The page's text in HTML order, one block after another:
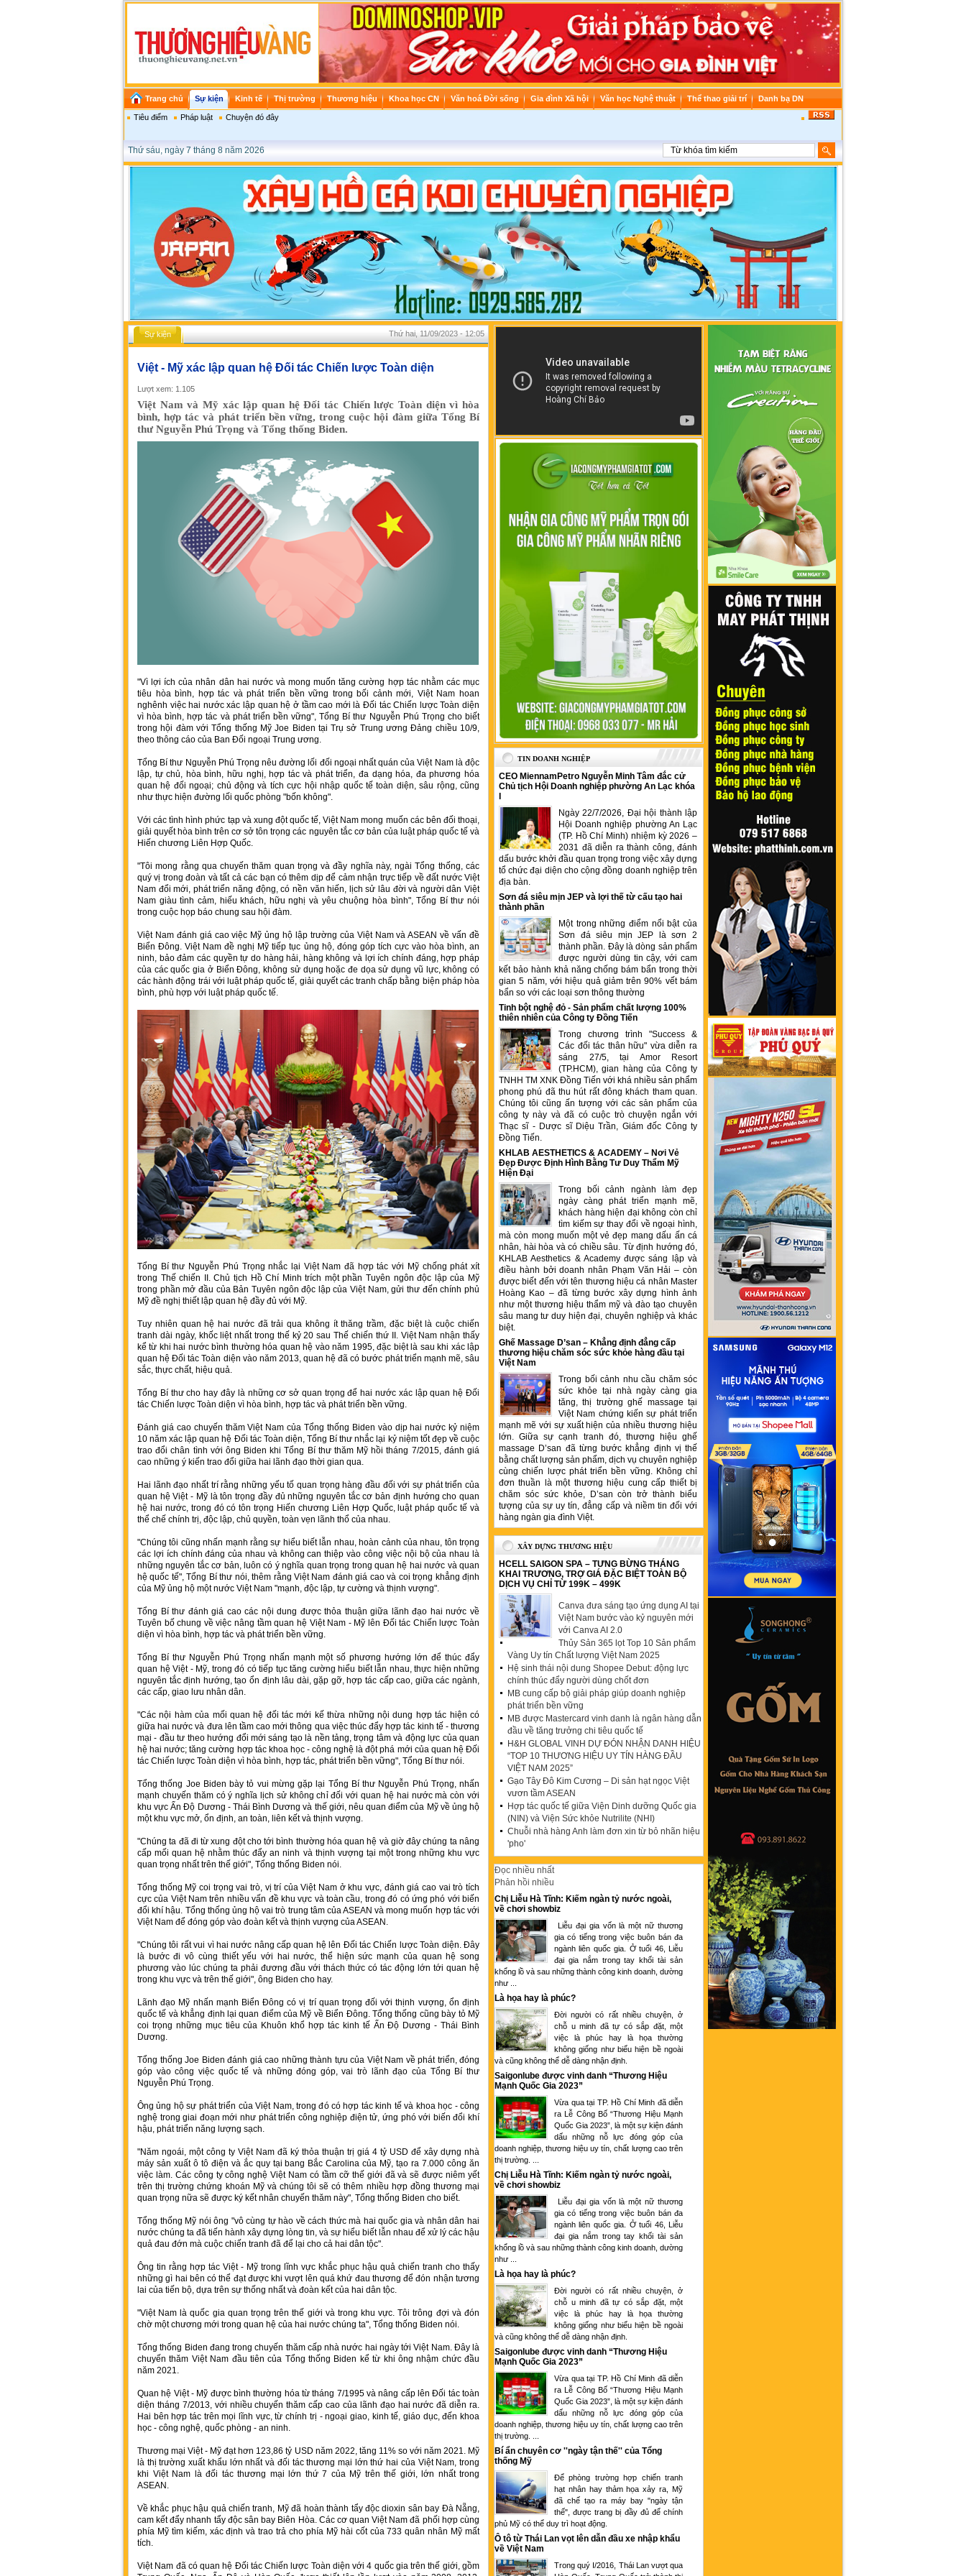
Trang chủ Sự kiện Kinh tế Thị trường Thương hiệu Khoa học CN Văn hoá Đời sống Gia đình Xã hội Văn học Nghệ thuật Thể thao giải trí Danh bạ DN
Tiêu điểm Pháp luật Chuyện đó đây
Thứ sáu, ngày 7 tháng 8 năm 2026
Sự kiện Thứ hai, 11/09/2023 - 12:05
Việt - Mỹ xác lập quan hệ Đối tác Chiến lược Toàn diện
Lượt xem: 1.105
Việt Nam và Mỹ xác lập quan hệ Đối tác Chiến lược Toàn diện vì hòa
bình, hợp tác và phát triển bền vững, trong cuộc hội đàm giữa Tổng Bí
thư Nguyễn Phú Trọng và Tổng thống Biden.
"Vì lợi ích của nhân dân hai nước và mong muốn tăng cường hợp tác nhằm các mục
tiêu hòa bình, hợp tác và phát triển bền vững trong bối cảnh mới, Việt Nam hoan
nghênh việc hai nước xác lập quan hệ ở tầm cao mới là Đối tác Chiến lược Toàn diện
vì hòa bình, hợp tác và phát triển bền vững", Tổng Bí thư Nguyễn Phú Trọng cho biết
trong hội đàm với Tổng thống Mỹ Joe Biden tại Trụ sở Trung ương Đảng chiều 10/9,
theo thông cáo của Ban Đối ngoại Trung ương.
Tổng Bí thư Nguyễn Phú Trọng nêu đường lối đối ngoại nhất quán của Việt Nam là độc
lập, tự chủ, hòa bình, hữu nghị, hợp tác và phát triển, đa dạng hóa, đa phương hóa
quan hệ đối ngoại; chủ động và tích cực hội nhập quốc tế toàn diện, sâu rộng, cũng
như thực hiện đường lối quốc phòng "bốn không".
Với các tình hình phức tạp và xung đột quốc tế, Việt Nam mong muốn các bên đối thoại,
giải quyết hòa bình trên cơ sở tôn trọng các nguyên tắc cơ bản của luật pháp quốc tế và
Hiến chương Liên Hợp Quốc.
"Tôi mong rằng qua chuyến thăm quan trọng và đầy nghĩa này, ngài Tổng thống, các
quý vị trong đoàn và tất cả các bạn có thêm dịp để cảm nhận trực tiếp về đất nước Việt
Nam đổi mới, phát triển năng động, có nền văn hiến, lịch sử lâu đời và người dân Việt
Nam giàu tình cảm, hiếu khách, hữu nghị và yêu chuộng hòa bình", Tổng Bí thư nói
trong cuộc họp báo chung sau hội đàm.
Việt Nam đánh giá cao việc Mỹ ủng hộ lập trường của Việt Nam và ASEAN về vấn đề
Biển Đông. Việt Nam đề nghị Mỹ tiếp tục ủng hộ, đóng góp tích cực vào hòa bình, an
ninh, bảo đảm các quyền tự do hàng hải, hàng không và lợi ích chính đáng, hợp pháp
của các quốc gia ở Biển Đông, không sử dụng hoặc đe dọa sử dụng vũ lực, không có
các hành động trái với luật pháp quốc tế, giải quyết các tranh chấp bằng biện pháp hòa
bình, phù hợp với luật pháp quốc tế.
Tổng Bí thư Nguyễn Phú Trọng nhắc lại Việt Nam đã hợp tác với Mỹ chống phát xít
trong Thế chiến II. Chủ tịch Hồ Chí Minh trích một phần Tuyên ngôn độc lập của Mỹ
trong phần mở đầu của Bản Tuyên ngôn độc lập của Việt Nam, gửi thư đến chính phủ
Mỹ đề nghị thiết lập quan hệ đầy đủ với Mỹ.
Tuy nhiên quan hệ hai nước đã trải qua không ít thăng trầm, đặc biệt là cuộc chiến
tranh dài ngày, khốc liệt nhất trong thế kỷ 20 sau Thế chiến thứ II. Việt Nam nhận thấy
kể từ khi hai nước bình thường hóa quan hệ vào năm 1995, đặc biệt là sau khi xác lập
quan hệ Đối tác Toàn diện vào năm 2013, quan hệ đã có bước phát triển mạnh mẽ, sâu
sắc, thực chất, hiệu quả.
Tổng Bí thư cho hay đây là những cơ sở quan trọng để hai nước xác lập quan hệ Đối
tác Chiến lược Toàn diện vì hòa bình, hợp tác và phát triển bền vững.
Đánh giá cao chuyến thăm Việt Nam của Tổng thống Biden vào dịp hai nước kỷ niệm
10 năm xác lập quan hệ Đối tác Toàn diện, Tổng Bí thư nhắc lại kỷ niệm tốt đẹp về cuộc
trao đổi chân tình với ông Biden khi Tổng Bí thư thăm Mỹ hồi tháng 7/2015, đánh giá
cao những ý kiến trao đổi giữa hai lãnh đạo thời gian qua.
Hai lãnh đạo nhất trí rằng những yếu tố quan trọng hàng đầu đối với sự phát triển của
quan hệ Việt - Mỹ là tôn trọng đầy đủ những nguyên tắc cơ bản định hướng cho quan
hệ hai nước, trong đó có tôn trọng Hiến chương Liên Hợp Quốc, luật pháp quốc tế và
thể chế chính trị, độc lập, chủ quyền, toàn vẹn lãnh thổ của nhau.
"Chúng tôi cũng nhấn mạnh rằng sự hiểu biết lẫn nhau, hoàn cảnh của nhau, tôn trọng
các lợi ích chính đáng của nhau và không can thiệp vào công việc nội bộ của nhau là
những nguyên tắc cơ bản, luôn có ý nghĩa quan trọng trong quan hệ hai nước và quan
hệ quốc tế", Tổng Bí thư nói, thêm rằng Việt Nam đánh giá cao và coi trọng khẳng định
của Mỹ ủng hộ một nước Việt Nam "mạnh, độc lập, tự cường và thịnh vượng".
Tổng Bí thư đánh giá cao các nội dung được thỏa thuận giữa lãnh đạo hai nước về
Tuyên bố chung về việc nâng tầm quan hệ Việt Nam - Mỹ lên Đối tác Chiến lược Toàn
diện vì hòa bình, hợp tác và phát triển bền vững.
Tổng Bí thư Nguyễn Phú Trọng nhấn mạnh một số phương hướng lớn để thúc đẩy
quan hệ Việt - Mỹ, trong đó có tiếp tục tăng cường hiểu biết lẫn nhau, thực hiện những
nguyên tắc định hướng, tạo ổn định lâu dài, gặp gỡ, hợp tác cấp cao, giữa các ngành,
các cấp, giao lưu nhân dân.
"Các nội hàm của mối quan hệ đối tác mới kế thừa những nội dung hợp tác hiện có
giữa hai nước và đưa lên tầm cao mới thông qua việc thúc đẩy hợp tác kinh tế - thương
mại - đầu tư theo hướng đổi mới sáng tạo là nền tảng, trọng tâm và động lực của quan
hệ hai nước; tăng cường hợp tác khoa học - công nghệ là đột phá mới của quan hệ Đối
tác Chiến lược Toàn diện vì hòa bình, hợp tác, phát triển bền vững", Tổng Bí thư nói.
Tổng thống Joe Biden bày tỏ vui mừng gặp lại Tổng Bí thư Nguyễn Phú Trọng, nhấn
mạnh chuyến thăm có ý nghĩa lịch sử không chỉ đối với quan hệ hai nước mà còn với
khu vực Ấn Độ Dương - Thái Bình Dương và thế giới, nêu quan điểm của Mỹ về ủng hộ
một khu vực mở, ổn định, an toàn, liên kết và thịnh vượng.
"Chúng ta đã đi từ xung đột cho tới bình thường hóa quan hệ và giờ đây chúng ta nâng
cấp mối quan hệ nhằm thúc đẩy an ninh và thịnh vượng tại một trong những khu vực
quan trọng nhất trên thế giới", Tổng thống Biden nói.
Tổng thống Mỹ coi trọng vai trò, vị trí của Việt Nam ở khu vực, đánh giá cao vai trò tích
cực của Việt Nam trên nhiều vấn đề khu vực và toàn cầu, trong đó có ứng phó với biến
đổi khí hậu. Tổng thống ủng hộ vai trò trung tâm của ASEAN và mong muốn hợp tác với
Việt Nam để đóng góp vào đoàn kết và thịnh vượng của ASEAN.
"Chúng tôi rất vui vì hai nước nâng cấp quan hệ lên Đối tác Chiến lược Toàn diện. Đây
là bước đi vô cùng thiết yếu với hai nước, thể hiện sức mạnh của quan hệ song
phương vào lúc chúng ta phải đương đầu với thách thức có tác động lớn tới quan hệ
trong khu vực và trên thế giới", ông Biden cho hay.
Lãnh đạo Mỹ nhấn mạnh Biển Đông có vị trí quan trọng đối với thịnh vượng, ổn định
quốc tế và khẳng định lại quan điểm của Mỹ về Biển Đông. Tổng thống cũng bày tỏ Mỹ
coi trọng những mục tiêu của Khuôn khổ hợp tác kinh tế Ấn Độ Dương - Thái Bình
Dương.
Tổng thống Joe Biden đánh giá cao những thành tựu của Việt Nam về phát triển, đóng
góp vào công việc quốc tế và những đóng góp, vai trò lãnh đạo của Tổng Bí thư
Nguyễn Phú Trọng.
Ông ủng hộ sự phát triển của Việt Nam, trong đó có hợp tác kinh tế và khoa học - công
nghệ trong giai đoạn mới như phát triển công nghiệp điện tử, ứng phó với biến đổi khí
hậu, phát triển năng lượng sạch.
"Năm ngoái, một công ty Việt Nam đã ký thỏa thuận trị giá 4 tỷ USD để xây dựng nhà
máy sản xuất ô tô điện và ắc quy tại bang Bắc Carolina của Mỹ, tạo ra 7.000 công ăn
việc làm. Các công ty công nghệ Việt Nam có tầm cỡ thế giới đã và sẽ được niêm yết
trên thị trường chứng khoán Mỹ và chúng tôi sẽ có thêm nhiều hợp đồng thương mại
quan trọng nữa sẽ được ký kết nhân chuyến thăm này", Tổng thống Biden cho biết.
Tổng thống Mỹ nói ông "vô cùng tự hào về cách thức mà hai quốc gia và nhân dân hai
nước chúng ta đã tiến hành xây dựng lòng tin, và sự hiểu biết lẫn nhau để xử lý các hậu
quả đau đớn mà cuộc chiến tranh đã để lại cho cả hai dân tộc".
Ông tin rằng hợp tác Việt - Mỹ trong lĩnh vực khắc phục hậu quả chiến tranh cho thấy
những gì hai bên có thể đạt được khi vượt lên quá khứ đau thương để đón nhận tương
lai của tiến bộ, dựa trên sự thống nhất và đoàn kết của hai dân tộc.
"Việt Nam là quốc gia quan trọng trên thế giới và trong khu vực. Tôi trông đợi và đón
chờ một chương mới trong quan hệ của hai nước chúng ta", Tổng thống Biden nói.
Tổng thống Biden đang trong chuyến thăm cấp nhà nước hai ngày tới Việt Nam. Đây là
chuyến thăm Việt Nam đầu tiên của Tổng thống Biden kể từ khi ông nhậm chức đầu
năm 2021.
Quan hệ Việt - Mỹ được bình thường hóa từ tháng 7/1995 và nâng cấp lên Đối tác toàn
diện tháng 7/2013, với nhiều chuyến thăm cấp cao của lãnh đạo hai nước đã diễn ra.
Hai bên hợp tác trên mọi lĩnh vực, từ chính trị - ngoại giao, kinh tế, giáo dục, đến khoa
học - công nghệ, quốc phòng - an ninh.
Thương mại Việt - Mỹ đạt hơn 123,86 tỷ USD năm 2022, tăng 11% so với năm 2021. Mỹ
là thị trường xuất khẩu lớn nhất và đối tác thương mại lớn thứ hai của Việt Nam, trong
khi Việt Nam là đối tác thương mại lớn thứ 7 của Mỹ trên thế giới, lớn nhất trong
ASEAN.
Về khắc phục hậu quả chiến tranh, Mỹ đã hoàn thành tẩy độc dioxin sân bay Đà Nẵng,
cam kết đẩy nhanh tẩy độc sân bay Biên Hòa. Các cơ quan Việt Nam đã phối hợp cùng
phía Mỹ tìm kiếm, xác định và trao trả cho phía Mỹ hài cốt của 733 quân nhân Mỹ mất
tích.
Việt Nam đã có quan hệ Đối tác Chiến lược Toàn diện với 4 quốc gia trên thế giới, gồm
TIN DOANH NGHIỆP
CEO MiennamPetro Nguyễn Minh Tâm đắc cử
Chủ tịch Hội Doanh nghiệp phường An Lạc khóa
Ngày 22/7/2026, Đại hội thành lập
Hội Doanh nghiệp phường An Lạc
(TP. Hồ Chí Minh) nhiệm kỳ 2026 –
2031 đã diễn ra thành công, đánh
dấu bước khởi đầu quan trọng trong việc xây dựng
tổ chức đại diện cho cộng đồng doanh nghiệp trên
địa bàn.
Sơn đá siêu mịn JEP và lợi thế từ cấu tạo hai
thành phần
Một trong những điểm nổi bật của
Sơn đá siêu mịn JEP là sơn 2
thành phần. Đây là dòng sản phẩm
được người dùng tin cậy, với cam
kết bảo hành khả năng chống bám bẩn trong thời
gian 5 năm, với hiệu quả giảm trên 90% vết bám
bẩn so với các loại sơn thông thường
Tinh bột nghệ đỏ - Sản phẩm chất lượng 100%
thiên nhiên của Công ty Đồng Tiến
Trong chương trình "Success &
Các đối tác thân hữu" vừa diễn ra
sáng 27/5, tại Amor Resort
(TP.HCM), gian hàng của Công ty
TNHH TM XNK Đồng Tiến với khá nhiều sản phẩm
phong phú đã thu hút rất đông khách tham quan.
Chúng tôi cũng ấn tượng với các sản phẩm của
công ty này và đã có cuộc trò chuyện ngắn với
Thạc sĩ - Dược sĩ Diệu Trần, Giám đốc Công ty
Đồng Tiến.
KHLAB AESTHETICS & ACADEMY – Nơi Vẻ
Đẹp Được Định Hình Bằng Tư Duy Thẩm Mỹ
Hiện Đại
Trong bối cảnh ngành làm đẹp
ngày càng phát triển mạnh mẽ,
khách hàng hiện đại không còn chỉ
tìm kiếm sự thay đổi về ngoại hình,
mà còn mong muốn một vẻ đẹp mang dấu ấn cá
nhân, hài hòa và có chiều sâu. Từ định hướng đó,
KHLAB Aesthetics & Academy được sáng lập và
điều hành bởi doanh nhân Phạm Văn Hải – còn
được biết đến với tên thương hiệu cá nhân Master
Hoàng Kao – đã từng bước xây dựng hình ảnh
như một thương hiệu thẩm mỹ và đào tạo chuyên
sâu mang tư duy hiện đại, chuyên nghiệp và khác
biệt.
Ghế Massage D’san – Khẳng định đẳng cấp
thương hiệu chăm sóc sức khỏe hàng đầu tại
Việt Nam
Trong bối cảnh nhu cầu chăm sóc
sức khỏe tại nhà ngày càng gia
tăng, thị trường ghế massage tại
Việt Nam chứng kiến sự phát triển
mạnh mẽ với sự xuất hiện của nhiều thương hiệu
lớn. Giữa sự cạnh tranh đó, thương hiệu ghế
massage D’san đã từng bước khẳng định vị thế
bằng chất lượng sản phẩm, dịch vụ chuyên nghiệp
cùng chiến lược phát triển bền vững. Không chỉ
đơn thuần là một thương hiệu cung cấp thiết bị
chăm sóc sức khỏe, D’san còn trở thành biểu
tượng của sự uy tín, đẳng cấp và niềm tin đối với
hàng ngàn gia đình Việt.
XÂY DỰNG THƯƠNG HIỆU
HCELL SAIGON SPA – TƯNG BỪNG THÁNG
KHAI TRƯƠNG, TRỢ GIÁ ĐẶC BIỆT TOÀN BỘ
DỊCH VỤ CHỈ TỪ 199K – 499K
Canva đưa sáng tạo ứng dụng AI tại
Việt Nam bước vào kỷ nguyên mới
với Canva AI 2.0
Thủy Sản 365 lọt Top 10 Sản phẩm
Vàng Uy tín Chất lượng Việt Nam 2025
Hệ sinh thái nội dung Shopee Debut: động lực
chính thúc đẩy người dùng chốt đơn
MB cung cấp bộ giải pháp giúp doanh nghiệp
phát triển bền vững
MB được Mastercard vinh danh là ngân hàng dẫn
đầu về tăng trưởng chi tiêu quốc tế
H&H GLOBAL VINH DỰ ĐÓN NHẬN DANH HIỆU
“TOP 10 THƯƠNG HIỆU UY TÍN HÀNG ĐẦU
VIỆT NAM 2025”
Gạo Tây Đô Kim Cương – Di sản hạt ngọc Việt
vươn tầm ASEAN
Hợp tác quốc tế giữa Viện Dinh dưỡng Quốc gia
(NIN) và Viện Sức khỏe Nutrilite (NHI)
Chuỗi nhà hàng Anh làm đơn xin từ bỏ nhãn hiệu
'pho'
Đọc nhiều nhất
Phản hồi nhiều
Chị Liễu Hà Tĩnh: Kiếm ngàn tỷ nước ngoài,
về chơi showbiz
Liễu đại gia vốn là một nữ thương
gia có tiếng trong việc buôn bán đa
ngành liên quốc gia. Ở tuổi 46, Liễu
đại gia nắm trong tay khối tài sản
khổng lồ và sau những thành công kinh doanh, dường
như ...
Là họa hay là phúc?
Đời người có rất nhiều chuyện, ở
chỗ u minh đã tự có sắp đặt, một
việc là phúc hay là họa thường
không giống như biểu hiện bề ngoài
và cũng không thể dễ dàng nhận định.
Saigonlube được vinh danh “Thương Hiệu
Mạnh Quốc Gia 2023”
Vừa qua tại TP. Hồ Chí Minh đã diễn
ra Lễ Công Bố “Thương Hiệu Mạnh
Quốc Gia 2023”, là một sự kiện đánh
dấu những nỗ lực đóng góp của
doanh nghiệp, thương hiệu uy tín, chất lượng cao trên
thị trường. ...
Chị Liễu Hà Tĩnh: Kiếm ngàn tỷ nước ngoài,
về chơi showbiz
Liễu đại gia vốn là một nữ thương
gia có tiếng trong việc buôn bán đa
ngành liên quốc gia. Ở tuổi 46, Liễu
đại gia nắm trong tay khối tài sản
khổng lồ và sau những thành công kinh doanh, dường
như ...
Là họa hay là phúc?
Đời người có rất nhiều chuyện, ở
chỗ u minh đã tự có sắp đặt, một
việc là phúc hay là họa thường
không giống như biểu hiện bề ngoài
và cũng không thể dễ dàng nhận định.
Saigonlube được vinh danh “Thương Hiệu
Mạnh Quốc Gia 2023”
Vừa qua tại TP. Hồ Chí Minh đã diễn
ra Lễ Công Bố “Thương Hiệu Mạnh
Quốc Gia 2023”, là một sự kiện đánh
dấu những nỗ lực đóng góp của
doanh nghiệp, thương hiệu uy tín, chất lượng cao trên
thị trường. ...
Bí ẩn chuyên cơ ''ngày tận thế'' của Tổng
thống Mỹ
Để phòng trường hợp chiến tranh
hạt nhân hay thảm họa xảy ra, Mỹ
đã chế tạo ra máy bay "ngày tận
thế", được trang bị đầy đủ để chính
phủ Mỹ có thể duy trì hoạt động.
Ô tô từ Thái Lan vọt lên dẫn đầu xe nhập khẩu
về Việt Nam
Trong quý I/2016, Thái Lan vượt qua